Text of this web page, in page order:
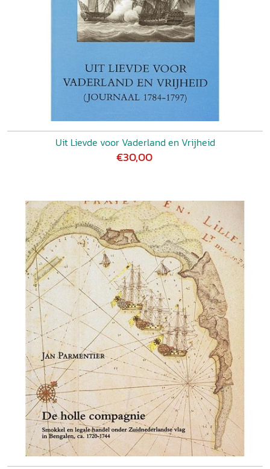
Uit Lievde voor Vaderland en Vrijheid
€30,00